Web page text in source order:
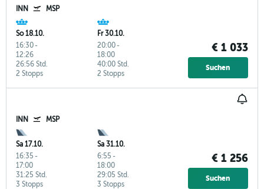
INN MSP
So 18.10.
16:30-
12:26
2 Stopps
26:56 Std.
Fr 30.10.
20:00-
18:00
2 Stopps
40:00 Std.
€ 1 033
Suchen
INN MSP
Sa 17.10.
16:35 -
17:00
3 Stopps
31:25 Std.
Sa 31.10.
6:55 -
18:00
3 Stopps
29:05 Std.
€ 1 256
Suchen